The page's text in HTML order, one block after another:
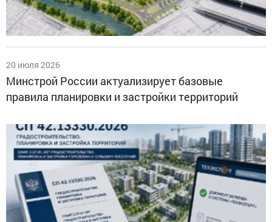
20 июля 2026
Минстрой России актуализирует базовые
правила планировки и застройки территорий